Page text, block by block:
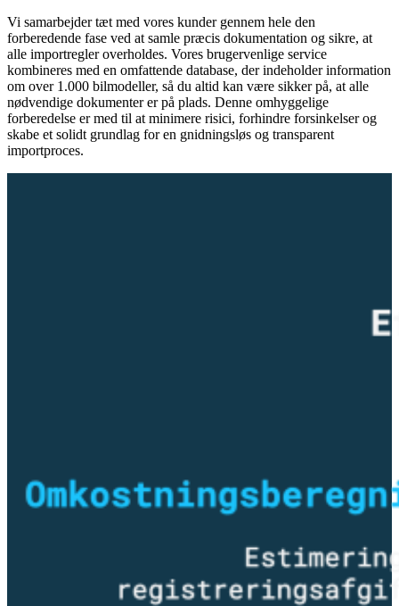
Vi samarbejder tæt med vores kunder gennem hele den
forberedende fase ved at samle præcis dokumentation og sikre, at
alle importregler overholdes. Vores brugervenlige service
kombineres med en omfattende database, der indeholder information
om over 1.000 bilmodeller, så du altid kan være sikker på, at alle
nødvendige dokumenter er på plads. Denne omhyggelige
forberedelse er med til at minimere risici, forhindre forsinkelser og
skabe et solidt grundlag for en gnidningsløs og transparent
importproces.